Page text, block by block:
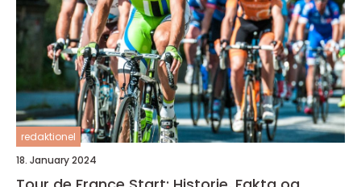
redaktionel
18. January 2024